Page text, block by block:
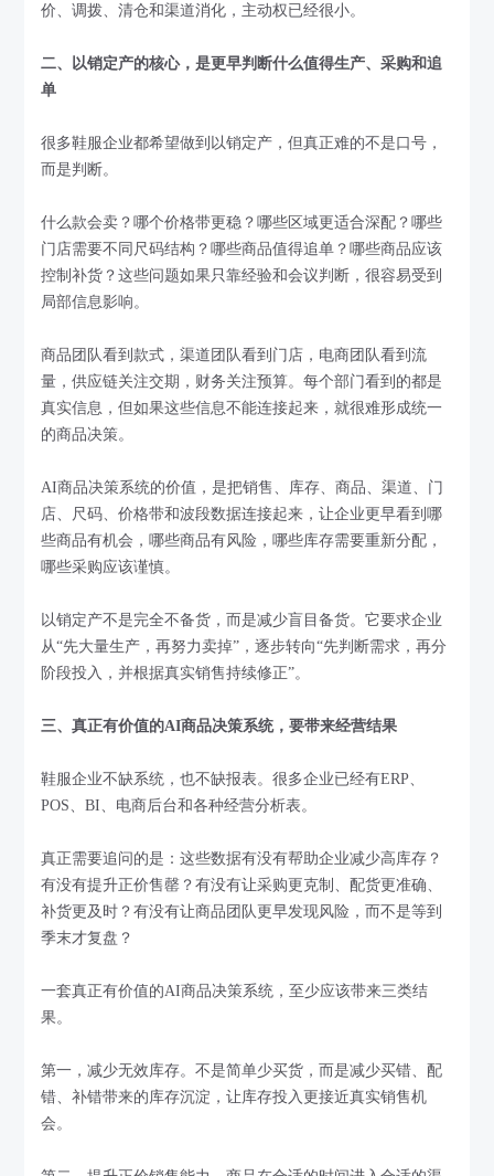
价、调拨、清仓和渠道消化，主动权已经很小。
二、以销定产的核心，是更早判断什么值得生产、采购和追
单
很多鞋服企业都希望做到以销定产，但真正难的不是口号，
而是判断。
什么款会卖？哪个价格带更稳？哪些区域更适合深配？哪些
门店需要不同尺码结构？哪些商品值得追单？哪些商品应该
控制补货？这些问题如果只靠经验和会议判断，很容易受到
局部信息影响。
商品团队看到款式，渠道团队看到门店，电商团队看到流
量，供应链关注交期，财务关注预算。每个部门看到的都是
真实信息，但如果这些信息不能连接起来，就很难形成统一
的商品决策。
AI商品决策系统的价值，是把销售、库存、商品、渠道、门
店、尺码、价格带和波段数据连接起来，让企业更早看到哪
些商品有机会，哪些商品有风险，哪些库存需要重新分配，
哪些采购应该谨慎。
以销定产不是完全不备货，而是减少盲目备货。它要求企业
从“先大量生产，再努力卖掉”，逐步转向“先判断需求，再分
阶段投入，并根据真实销售持续修正”。
三、真正有价值的AI商品决策系统，要带来经营结果
鞋服企业不缺系统，也不缺报表。很多企业已经有ERP、
POS、BI、电商后台和各种经营分析表。
真正需要追问的是：这些数据有没有帮助企业减少高库存？
有没有提升正价售罄？有没有让采购更克制、配货更准确、
补货更及时？有没有让商品团队更早发现风险，而不是等到
季末才复盘？
一套真正有价值的AI商品决策系统，至少应该带来三类结
果。
第一，减少无效库存。不是简单少买货，而是减少买错、配
错、补错带来的库存沉淀，让库存投入更接近真实销售机
会。